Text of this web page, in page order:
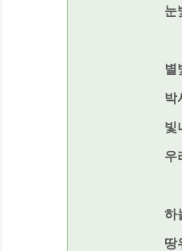
눈
별
박
빛
우
하
땅